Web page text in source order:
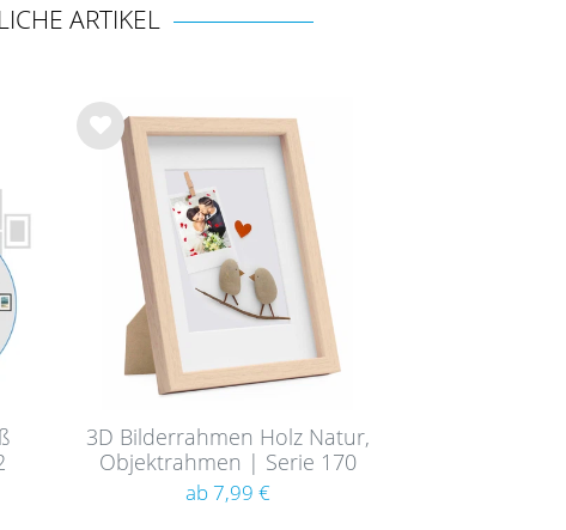
ARTIKEL
Wu
3D Bilderrahmen Holz Natur,
Objektrahmen | Serie 170
ab 7,99 €